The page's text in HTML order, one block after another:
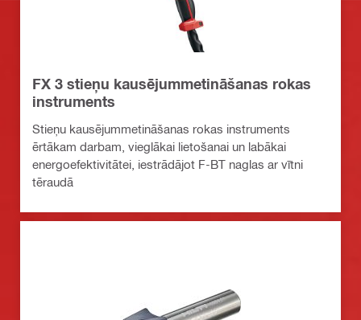
FX 3 stieņu kausējummetināšanas rokas
instruments
Stieņu kausējummetināšanas rokas instruments
ērtākam darbam, vieglākai lietošanai un labākai
energoefektivitātei, iestrādājot F-BT naglas ar vītni
tēraudā